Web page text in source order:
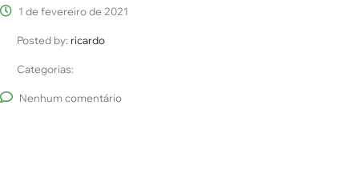
1 de fevereiro de 2021
Posted by: ricardo
Categorias:
Nenhum comentário